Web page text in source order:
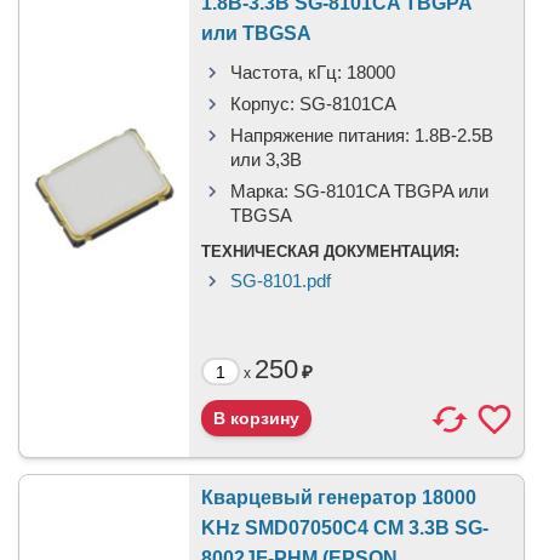
или TBGSA
Частота, кГц: 18000
Корпус: SG-8101CA
Напряжение питания: 1.8В-2.5B
или 3,3B
Марка: SG-8101CA TBGPA или
TBGSA
ТЕХНИЧЕСКАЯ ДОКУМЕНТАЦИЯ:
SG-8101.pdf
x 250₽
Кварцевый генератор 18000
KHz SMD07050C4 CM 3.3В SG-